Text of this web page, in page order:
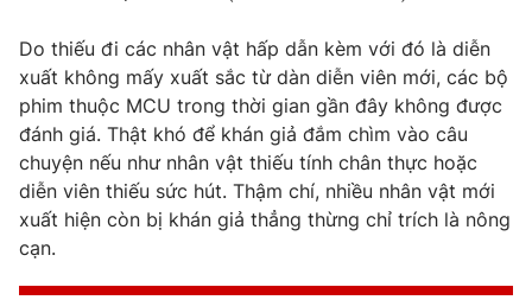
Do thiếu đi các nhân vật hấp dẫn kèm với đó là diễn
xuất không mấy xuất sắc từ dàn diễn viên mới, các bộ
phim thuộc MCU trong thời gian gần đây không được
đánh giá. Thật khó để khán giả đắm chìm vào câu
chuyện nếu như nhân vật thiếu tính chân thực hoặc
diễn viên thiếu sức hút. Thậm chí, nhiều nhân vật mới
xuất hiện còn bị khán giả thẳng thừng chỉ trích là nông
cạn.